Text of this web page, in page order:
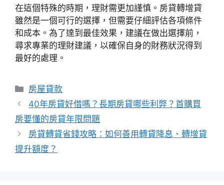
在這個特殊的時期，理財需更加謹慎。房貸轉增貸
雖然是一個可行的選擇，但需要仔細評估各項條件
和成本。為了達到最佳效果，建議在做出選擇前，
尋求專業的理財建議，以確保自身的財務狀況得到
最好的處理。
分
類
房屋貸款
40年房貸好借嗎？長期房貸哪些利弊？首購買
房要懂的房貸年限問題
房貸轉貸省錢攻略：如何善用轉貸降息、轉增貸
提升額度？